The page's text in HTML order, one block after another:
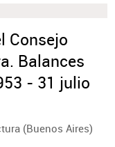
Consejo
Balances
- 31 julio
(Buenos Aires)